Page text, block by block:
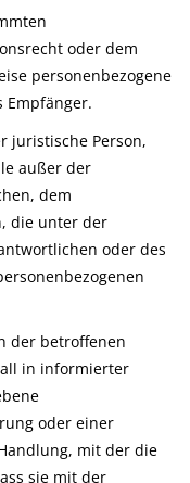
oder dem
personenbezogene
Empfänger.
juristische Person,
außer der
dem
die unter der
oder des
der betroffenen
in informierter
oder einer
mit der die
sie mit der